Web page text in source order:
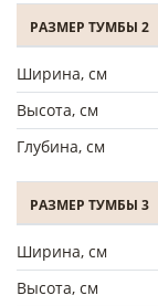
РАЗМЕР ТУМБЫ 2
Ширина, см
Высота, см
Глубина, см
РАЗМЕР ТУМБЫ 3
Ширина, см
Высота, см